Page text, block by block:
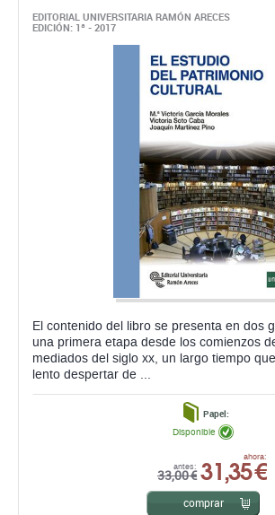
EDITORIAL UNIVERSITARIA RAMÓN ARECES
EDICIÓN: 1ª - 2017
El contenido del libro se presenta en dos
una primera etapa desde los comienzos
mediados del siglo xx, un largo tiempo
lento despertar de ...
Papel:
antes:
33,00 €
ahora:
31,35 €
Disponible
comprar